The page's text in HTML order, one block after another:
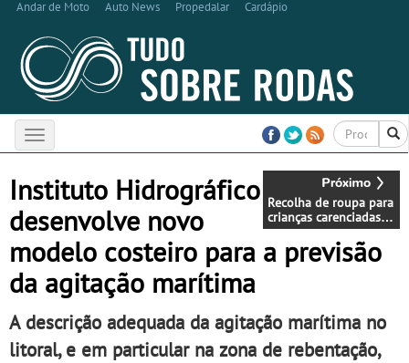
Andar de Moto Auto News Propedalar Cardápio
Toggle
navigation
Recolha de roupa para
crianças carenciadas
no Alegro Castelo
Branco dia 2 de março
Instituto Hidrográfico
desenvolve novo
modelo costeiro para a previsão
da agitação marítima
A descrição adequada da agitação marítima no
litoral, e em particular na zona de rebentação,